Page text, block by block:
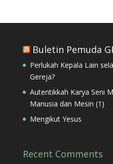
Buletin Pemuda
Perlukah Kepala Lain
Gereja?
Autentikkah Karya Seni
Manusia dan Mesin (1)
Mengikut Yesus
Recent Comments